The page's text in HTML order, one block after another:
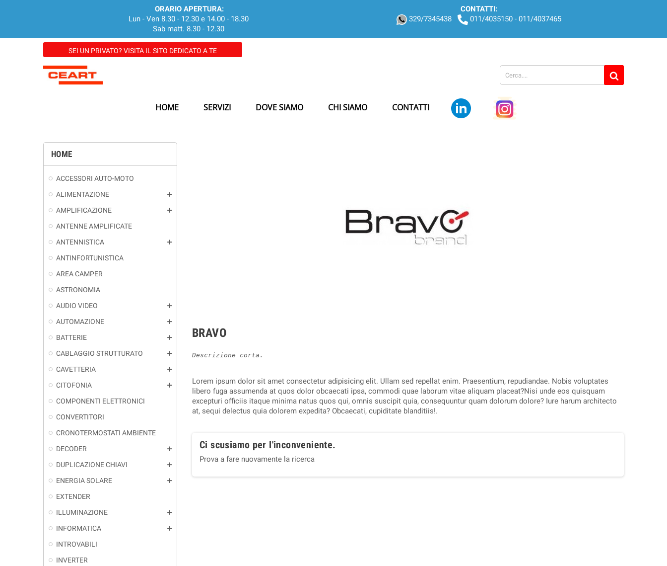
ORARIO APERTURA:
Lun - Ven 8.30 - 12.30 e 14.00 - 18.30
Sab matt. 8.30 - 12.30
CONTATTI:
329/7345438
011/4035150 - 011/4037465
SEI UN PRIVATO? VISITA IL SITO DEDICATO A TE
HOME SERVIZI DOVE SIAMO CHI SIAMO CONTATTI
HOME
ACCESSORI AUTO-MOTO
ALIMENTAZIONE
add
AMPLIFICAZIONE add
ANTENNE AMPLIFICATE
ANTENNISTICA
add
ANTINFORTUNISTICA
AREA CAMPER
ASTRONOMIA
AUDIO VIDEO
add
AUTOMAZIONE add
BATTERIE add
CABLAGGIO STRUTTURATO add
CAVETTERIA add
CITOFONIA add
COMPONENTI ELETTRONICI
CONVERTITORI
CRONOTERMOSTATI AMBIENTE
DECODER
add
DUPLICAZIONE CHIAVI add
ENERGIA SOLARE add
EXTENDER
ILLUMINAZIONE
add
INFORMATICA add
INTROVABILI
INVERTER
BRAVO
Descrizione corta.
Lorem ipsum dolor sit amet consectetur adipisicing elit. Ullam sed repellat enim. Praesentium, repudiandae. Nobis voluptates
libero fuga assumenda at quos dolor obcaecati ipsa, commodi quae laborum vitae aliquam placeat?Nisi unde eos quisquam
excepturi officiis itaque minima natus quos qui, omnis suscipit quia, consequuntur quam dolorum dolore? Iure harum architecto
at, sequi delectus quia dolorem expedita? Obcaecati, cupiditate blanditiis!.
Ci scusiamo per l'inconveniente.
Prova a fare nuovamente la ricerca